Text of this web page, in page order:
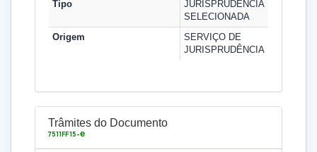
Tipo
JURISPRUDÊNCIA
SELECIONADA
Origem
SERVIÇO DE
JURISPRUDÊNCIA
Trâmites do Documento
7511FF15-e